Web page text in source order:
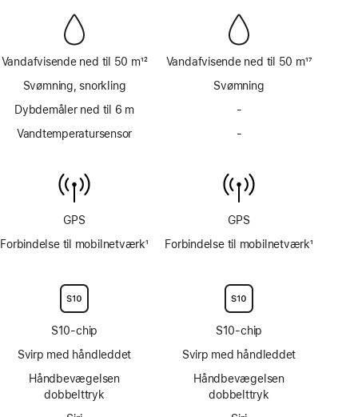
Vandafvisende ned til 50 m12
Svømning, snorkling
Dybdemåler ned til 6 m
Vandtemperatursensor
GPS
Forbindelse til mobilnetværk1
S10-chip
Svirp med håndleddet
Håndbevægelsen
dobbelttryk
Vandafvisende ned til 50 m17
Svømning
-
6 m
-
GPS
Forbindelse til mobilnetværk1
S10-chip
Svirp med håndleddet
Håndbevægelsen
dobbelttryk